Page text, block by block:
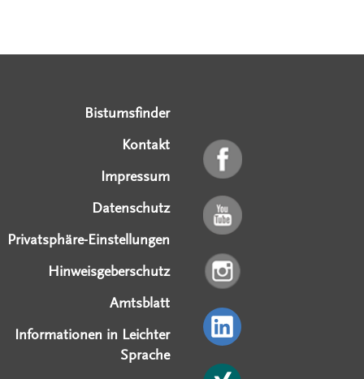
Bistumsfinder
Kontakt
Impressum
Datenschutz
Privatsphäre-Einstellungen
Hinweisgeberschutz
Amtsblatt
Informationen in Leichter
Sprache